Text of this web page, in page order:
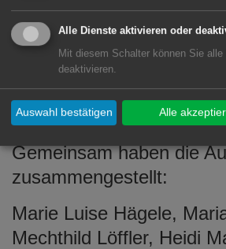
fördert, sind alle herzlich
nicht nur die Ausstellung
sondern vielleicht auch
Probenbesuch bei einem
vorbei zu schauen.
Gemeinsam haben die
zusammengestellt:
Marie Luise Hägele,
Mechthild Löffler, Heidi
Alle Dienste aktivieren oder
Mit diesem Schalter können Sie
deaktivieren.
Auswahl bestätigen Alle